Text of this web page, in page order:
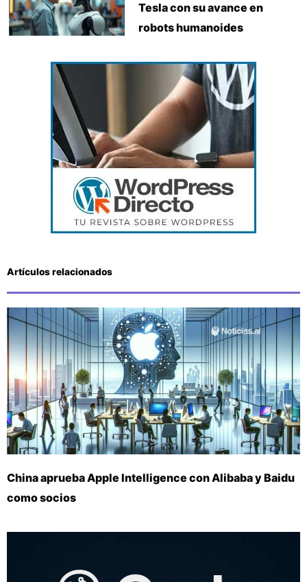
Tesla con su avance en
robots humanoides
Artículos relacionados
China aprueba Apple Intelligence con Alibaba y Baidu
como socios